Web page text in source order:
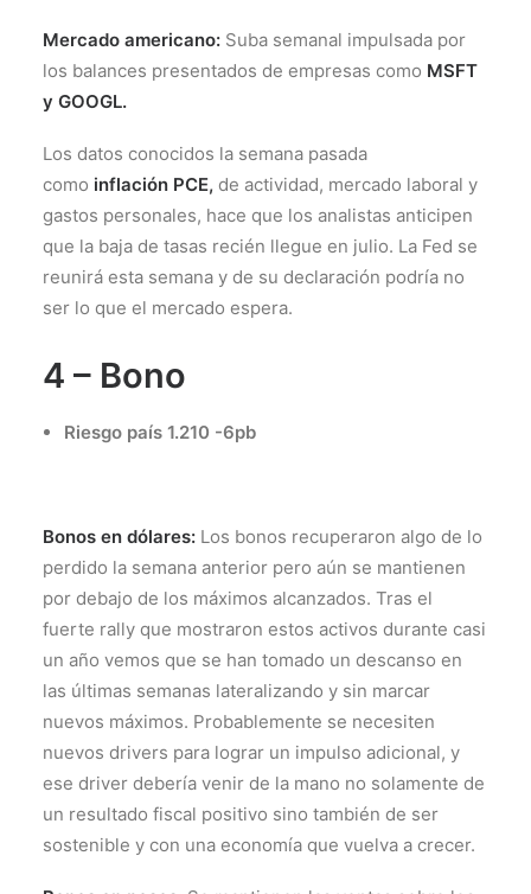
Mercado americano: Suba semanal impulsada por
los balances presentados de empresas como MSFT
y GOOGL.
Los datos conocidos la semana pasada
como inflación PCE, de actividad, mercado laboral y
gastos personales, hace que los analistas anticipen
que la baja de tasas recién llegue en julio. La Fed se
reunirá esta semana y de su declaración podría no
ser lo que el mercado espera.
4 – Bono
Riesgo país 1.210 -6pb
Bonos en dólares: Los bonos recuperaron algo de lo
perdido la semana anterior pero aún se mantienen
por debajo de los máximos alcanzados. Tras el
fuerte rally que mostraron estos activos durante casi
un año vemos que se han tomado un descanso en
las últimas semanas lateralizando y sin marcar
nuevos máximos. Probablemente se necesiten
nuevos drivers para lograr un impulso adicional, y
ese driver debería venir de la mano no solamente de
un resultado fiscal positivo sino también de ser
sostenible y con una economía que vuelva a crecer.